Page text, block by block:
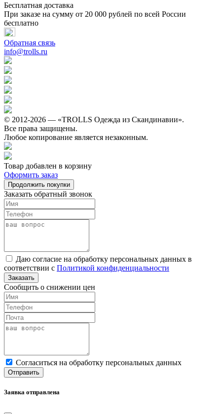
Бесплатная доставка
При заказе на сумму от 20 000 рублей по всей России
бесплатно
Обратная связь
info@trolls.ru
© 2012-2026 — «TROLLS Одежда из Скандинавии».
Все права защищены.
Любое копирование является незаконным.
Товар добавлен в корзину
Оформить заказ
Продолжить покупки
Заказать обратный звонок
Даю согласие на обработку персональных данных в
соответствии с Политикой конфиденциальности
Заказать
Сообщить о снижении цен
Cогласиться на обработку персональных данных
Отправить
Заявка отправлена